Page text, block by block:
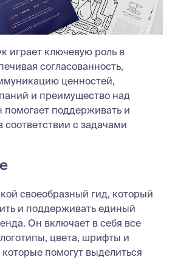
играет ключевую роль в
согласованность,
ценностей,
и преимущество над
помогает поддерживать и
соответствии с задачами
своеобразный гид, который
и поддерживать единый
Он включает в себя все
цвета, шрифты и
помогут выделиться